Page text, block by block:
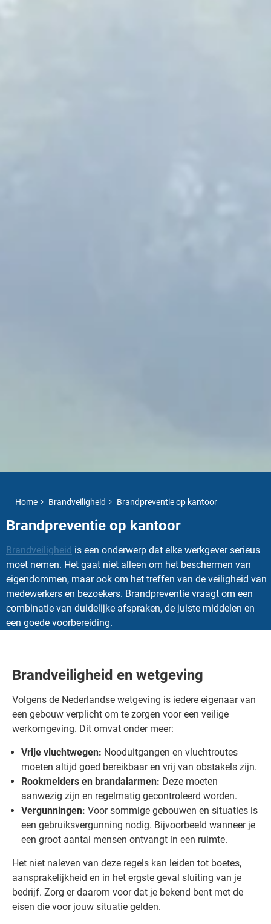
Home Brandveiligheid Brandpreventie op kantoor
Brandpreventie op kantoor
Brandveiligheid is een onderwerp dat elke werkgever serieus
moet nemen. Het gaat niet alleen om het beschermen van
eigendommen, maar ook om het treffen van de veiligheid van
medewerkers en bezoekers. Brandpreventie vraagt om een
combinatie van duidelijke afspraken, de juiste middelen en
een goede voorbereiding.
Brandveiligheid en wetgeving
Volgens de Nederlandse wetgeving is iedere eigenaar van
een gebouw verplicht om te zorgen voor een veilige
werkomgeving. Dit omvat onder meer:
Vrije vluchtwegen: Nooduitgangen en vluchtroutes
moeten altijd goed bereikbaar en vrij van obstakels zijn.
Rookmelders en brandalarmen: Deze moeten
aanwezig zijn en regelmatig gecontroleerd worden.
Vergunningen: Voor sommige gebouwen en situaties is
een gebruiksvergunning nodig. Bijvoorbeeld wanneer je
een groot aantal mensen ontvangt in een ruimte.
Het niet naleven van deze regels kan leiden tot boetes,
aansprakelijkheid en in het ergste geval sluiting van je
bedrijf. Zorg er daarom voor dat je bekend bent met de
eisen die voor jouw situatie gelden.